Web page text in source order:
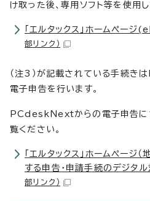
け取った後、専用ソフト等を使用
「エルタックス」ホームペー
部リンク）
（注3）が記載されている手続
電子申告を行います。
PCdeskNextからの電子申告に
覧ください。
「エルタックス」ホームページ
する申告・申請手続のデジタ
部リンク）